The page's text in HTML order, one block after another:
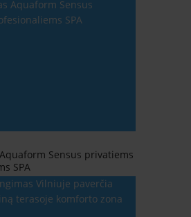
Sensus privatiems
SPA